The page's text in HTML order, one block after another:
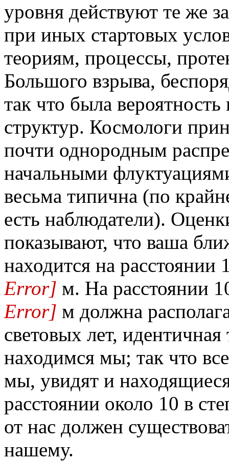
уровня действуют те же
при иных стартовых
теориям, процессы,
Большого взрыва,
так что была
структур. Космологи
почти однородным
начальными
весьма типична (по
есть наблюдатели).
показывают, что ваша
находится на расстоянии
Error] м. На расстоянии
Error] м должна
световых лет,
находимся мы; так что
мы, увидят и
расстоянии около 10 в
от нас должен
нашему.